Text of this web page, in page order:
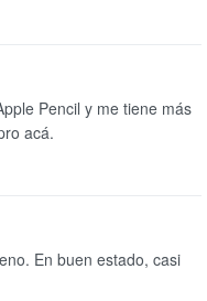
Pencil y me tiene más
acá.
En buen estado, casi